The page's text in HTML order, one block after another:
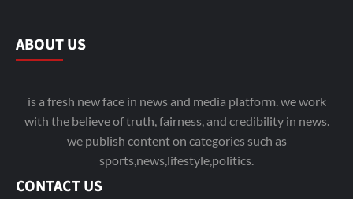
ABOUT US
is a fresh new face in news and media platform. we work
with the believe of truth, fairness, and credibility in news.
we publish content on categories such as
sports,news,lifestyle,politics.
CONTACT US